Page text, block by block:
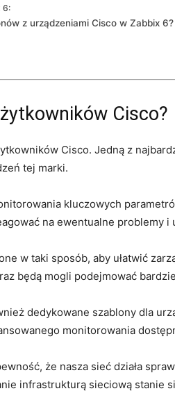
6:
z urządzeniami Cisco w Zabbix⁤ 6?
Cisco?
Cisco. Jedną z
tej marki.
kluczowych
na ewentualne problemy i
w ⁢taki sposób,​ aby ułatwić
będą mogli podejmować
dedykowane szablony dla
monitorowania
że nasza sieć działa
⁤infrastrukturą sieciową stanie